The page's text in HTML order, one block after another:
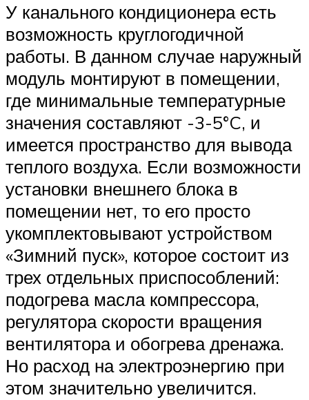
У канального кондиционера есть
возможность круглогодичной
работы. В данном случае наружный
модуль монтируют в помещении,
где минимальные температурные
значения составляют -3-5°C, и
имеется пространство для вывода
теплого воздуха. Если возможности
установки внешнего блока в
помещении нет, то его просто
укомплектовывают устройством
«Зимний пуск», которое состоит из
трех отдельных приспособлений:
подогрева масла компрессора,
регулятора скорости вращения
вентилятора и обогрева дренажа.
Но расход на электроэнергию при
этом значительно увеличится.